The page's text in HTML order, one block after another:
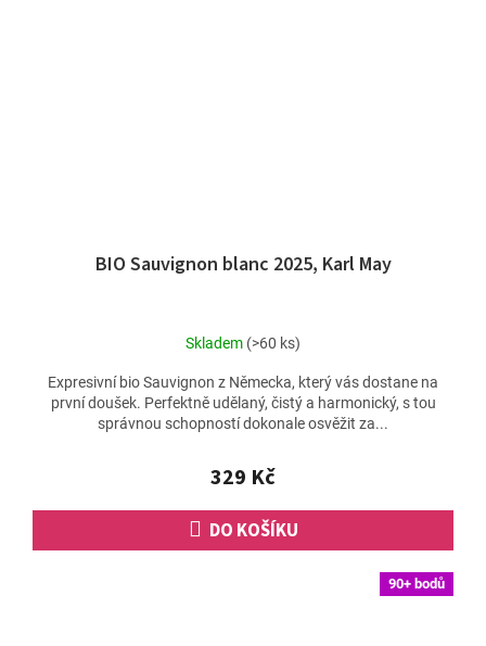
BIO Sauvignon blanc 2025, Karl May
Skladem (>60 ks)
329 Kč
DO KOŠÍKU
Expresivní bio Sauvignon z Německa, který vás dostane na
první doušek. Perfektně udělaný, čistý a harmonický, s tou
správnou schopností dokonale osvěžit za...
90+ bodů